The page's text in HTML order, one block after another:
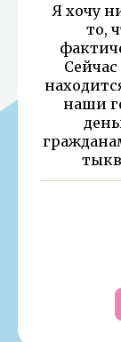
Я хочу
то,
наши